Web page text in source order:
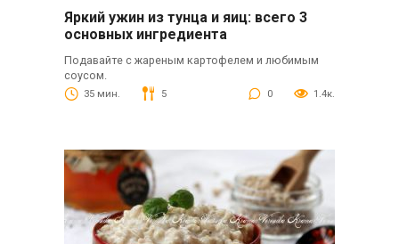
Яркий ужин из тунца и яиц: всего 3
основных ингредиента
Подавайте с жареным картофелем и любимым
соусом.
35 мин. 5 0 1.4к.